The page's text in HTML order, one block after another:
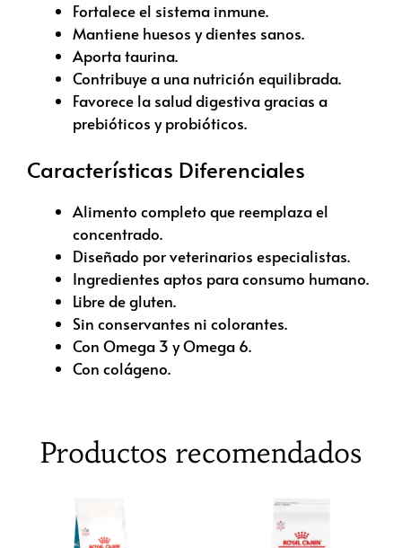
Fortalece el sistema inmune.
Mantiene huesos y dientes sanos.
Aporta taurina.
Contribuye a una nutrición equilibrada.
Favorece la salud digestiva gracias a
prebióticos y probióticos.
Características Diferenciales
Alimento completo que reemplaza el
concentrado.
Diseñado por veterinarios especialistas.
Ingredientes aptos para consumo humano.
Libre de gluten.
Sin conservantes ni colorantes.
Con Omega 3 y Omega 6.
Con colágeno.
Productos recomendados